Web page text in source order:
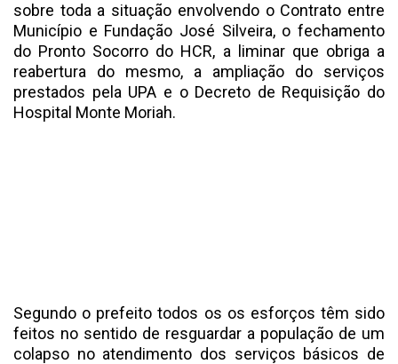
sobre toda a situação envolvendo o Contrato entre
Município e Fundação José Silveira, o fechamento
do Pronto Socorro do HCR, a liminar que obriga a
reabertura do mesmo, a ampliação do serviços
prestados pela UPA e o Decreto de Requisição do
Hospital Monte Moriah.
Segundo o prefeito todos os os esforços têm sido
feitos no sentido de resguardar a população de um
colapso no atendimento dos serviços básicos de